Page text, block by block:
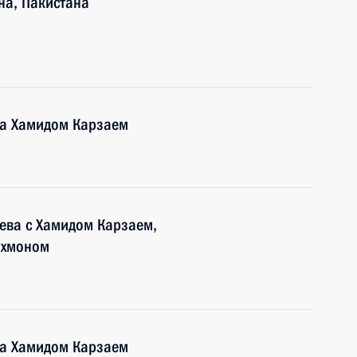
Хамидом Карзаем
с Хамидом Карзаем,
Хамидом Карзаем